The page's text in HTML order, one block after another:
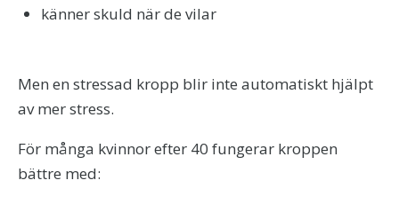
känner skuld när de vilar
Men en stressad kropp blir inte automatiskt hjälpt
av mer stress.
För många kvinnor efter 40 fungerar kroppen
bättre med: